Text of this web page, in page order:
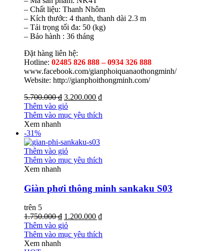
– Chất liệu: Thanh Nhôm
– Kích thước: 4 thanh, thanh dài 2.3 m
– Tải trọng tối đa: 50 (kg)
– Bảo hành : 36 tháng
Đặt hàng liên hệ:
Hotline: 02485 826 888 – 0934 326 888
www.facebook.com/gianphoiquanaothongminh/
Website: http://gianphoithongminh.com/
5.700.000 ₫ 3.200.000 ₫
Thêm vào giỏ
Thêm vào mục yêu thích
Xem nhanh
-31%
Thêm vào giỏ
Thêm vào mục yêu thích
Xem nhanh
Giàn phơi thông minh sankaku S03
trên 5
1.750.000 ₫ 1.200.000 ₫
Thêm vào giỏ
Thêm vào mục yêu thích
Xem nhanh